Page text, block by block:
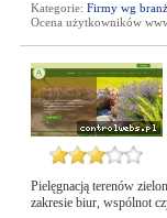
Kategorie: Firmy wg branż
Ocena użytkowników
Pielęgnacją terenów
zakresie biur, wspólnot